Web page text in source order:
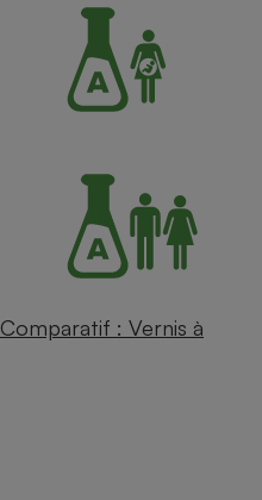
Comparatif : Vernis à
Complément
alimentaire
Assurance emprunteur
Banque
Petit électroménager -
Matelas
Mutuelle
Antimoustique